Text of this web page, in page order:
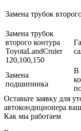
Замена трубок
Замена трубок
второго контура
ToyotaLandCruier
120,100,150
Замена
подшипника
В
Оставьте заявку для
автокондиционера
Как мы работаем